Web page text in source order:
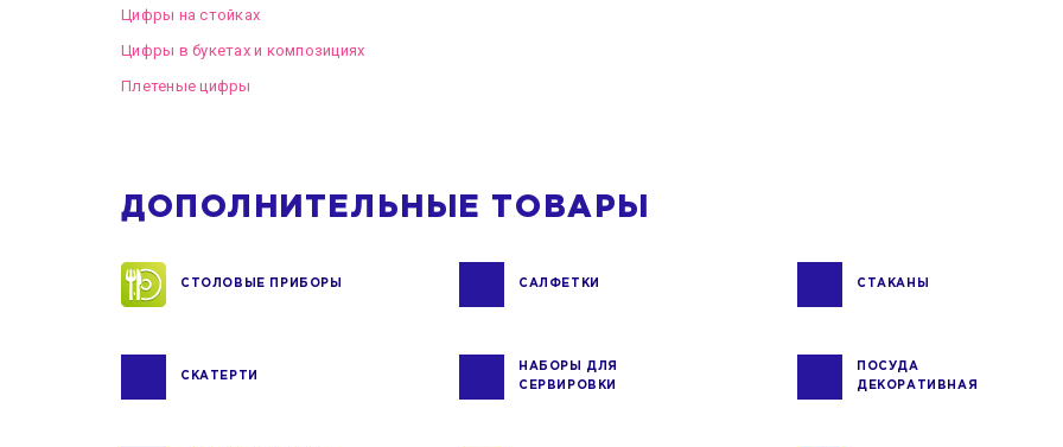
Цифры на стойках
Цифры в букетах и композициях
Плетеные цифры
ДОПОЛНИТЕЛЬНЫЕ ТОВАРЫ
СТОЛОВЫЕ ПРИБОРЫ САЛФЕТКИ СТАКАНЫ
СКАТЕРТИ
НАБОРЫ ДЛЯ
СЕРВИРОВКИ
ПОСУДА
ДЕКОРАТИВНАЯ